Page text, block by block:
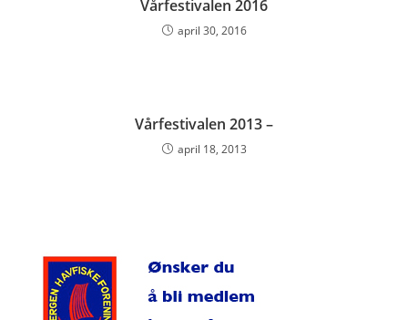
Vårfestivalen 2016
april 30, 2016
Vårfestivalen 2013 –
april 18, 2013